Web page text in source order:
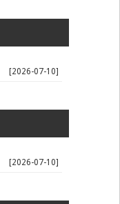
[2026-07-10]
[2026-07-10]